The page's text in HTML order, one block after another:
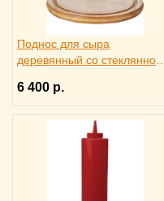
Поднос для сыра
деревянный со стеклянной
6 400 р.